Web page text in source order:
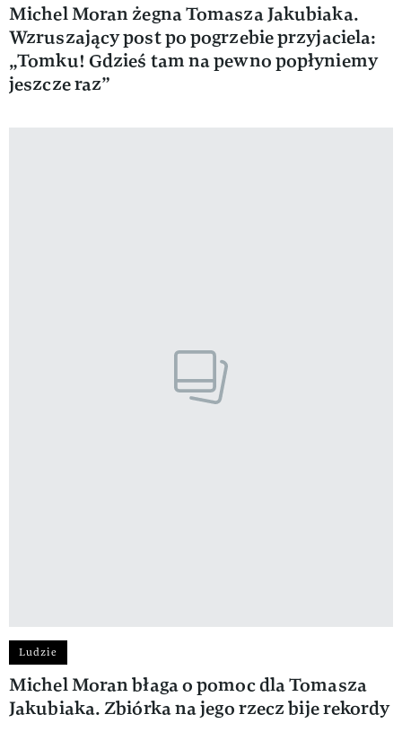
Michel Moran żegna Tomasza Jakubiaka.
Wzruszający post po pogrzebie przyjaciela:
„Tomku! Gdzieś tam na pewno popłyniemy
jeszcze raz”
Ludzie
Michel Moran błaga o pomoc dla Tomasza
Jakubiaka. Zbiórka na jego rzecz bije rekordy